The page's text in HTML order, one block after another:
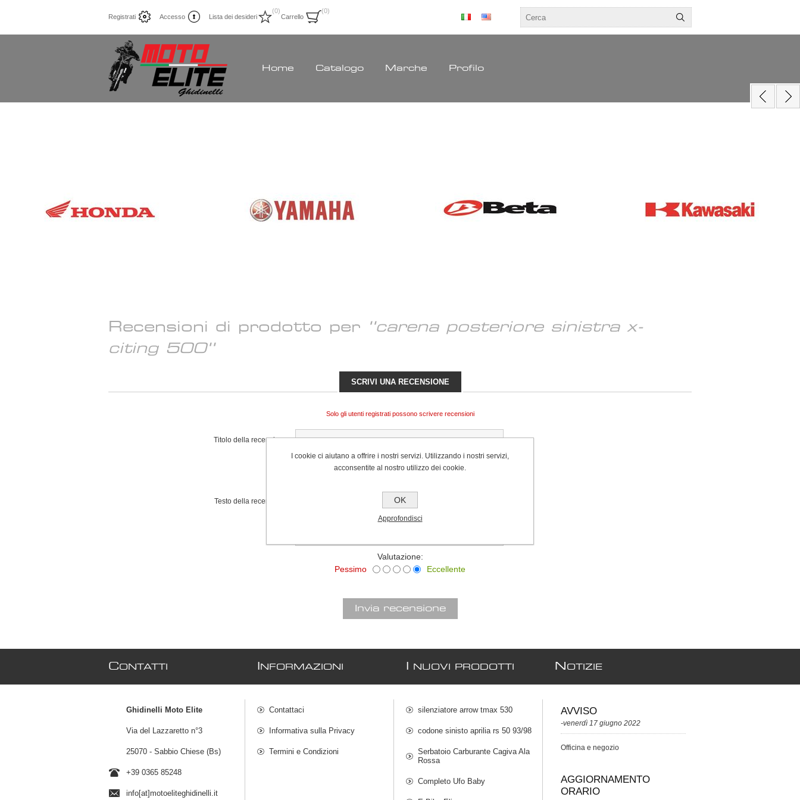
Registrati Accesso Lista dei desideri
(0)
Carrello
(0)
Home Catalogo Marche Profilo
Recensioni di prodotto per
carena posteriore sinistra x-
citing 500
SCRIVI UNA RECENSIONE
Solo gli utenti registrati possono scrivere recensioni
Titolo della recensione:
Testo della recensione:
Valutazione:
Pessimo
Eccellente
CONTATTI
Ghidinelli Moto Elite
Via del Lazzaretto n°3
25070 - Sabbio Chiese (Bs)
+39 0365 85248
info[at]motoeliteghidinelli.it
NFORMAZIONI
Contattaci
Informativa sulla Privacy
Termini e Condizioni
NUOVI PRODOTTI
silenziatore arrow tmax 530
codone sinisto aprilia rs 50 93/98
Serbatoio Carburante Cagiva Ala
Rossa
Completo Ufo Baby
N OTIZIE
AVVISO
-venerdì 17 giugno 2022
Officina e negozio
AGGIORNAMENTO
ORARIO
I cookie ci aiutano a offrire i nostri servizi. Utilizzando i nostri servizi,
acconsentite al nostro utilizzo dei cookie.
OK
Approfondisci